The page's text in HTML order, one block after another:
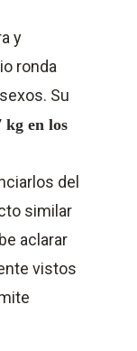
y
ronda
Su
kg en los
del
similar
aclarar
vistos